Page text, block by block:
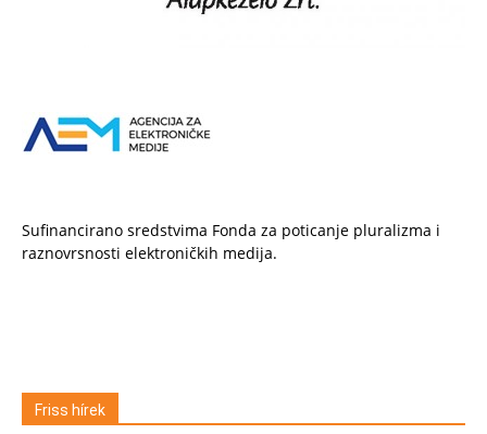
Sufinancirano sredstvima Fonda za poticanje pluralizma i
raznovrsnosti elektroničkih medija.
Friss hírek